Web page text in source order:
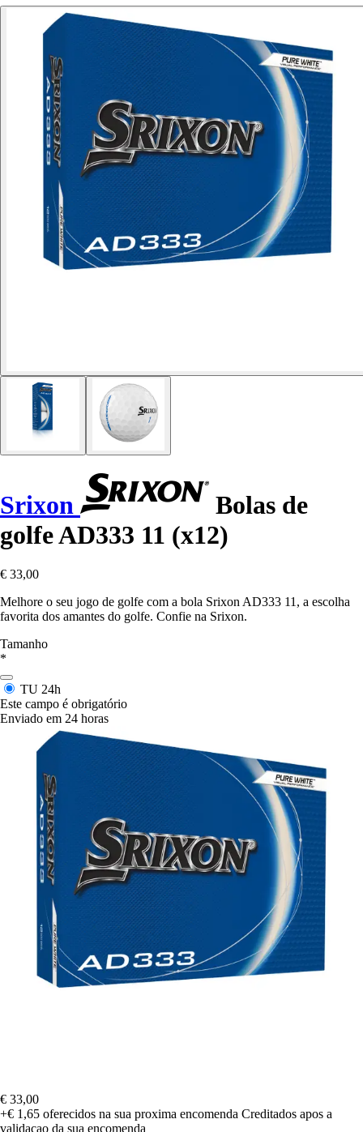
Srixon
Bolas de
golfe AD333 11 (x12)
€ 33,00
Melhore o seu jogo de golfe com a bola Srixon AD333 11, a escolha
favorita dos amantes do golfe. Confie na Srixon.
Tamanho
*
TU 24h
Este campo é obrigatório
Enviado em 24 horas
€ 33,00
+€ 1,65 oferecidos na sua proxima encomenda Creditados apos a
validacao da sua encomenda